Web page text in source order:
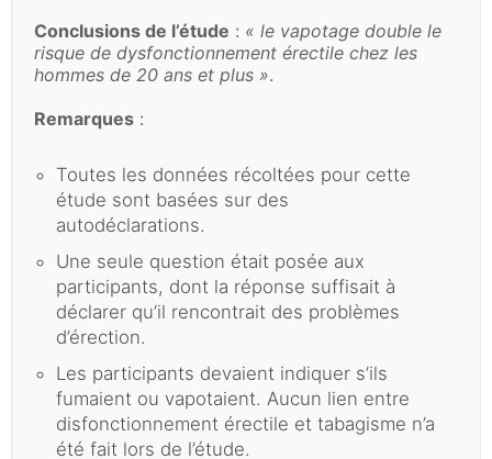
Conclusions de l’étude : « le vapotage double le
risque de dysfonctionnement érectile chez les
hommes de 20 ans et plus ».
Remarques :
Toutes les données récoltées pour cette
étude sont basées sur des
autodéclarations.
Une seule question était posée aux
participants, dont la réponse suffisait à
déclarer qu’il rencontrait des problèmes
d’érection.
Les participants devaient indiquer s’ils
fumaient ou vapotaient. Aucun lien entre
disfonctionnement érectile et tabagisme n’a
été fait lors de l’étude.